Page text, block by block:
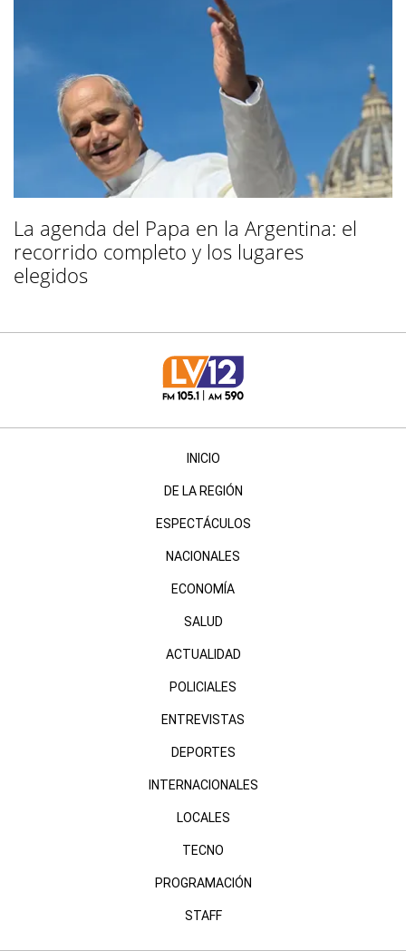
La agenda del Papa en la Argentina: el
recorrido completo y los lugares
elegidos
INICIO
DE LA REGIÓN
ESPECTÁCULOS
NACIONALES
ECONOMÍA
SALUD
ACTUALIDAD
POLICIALES
ENTREVISTAS
DEPORTES
INTERNACIONALES
LOCALES
TECNO
PROGRAMACIÓN
STAFF